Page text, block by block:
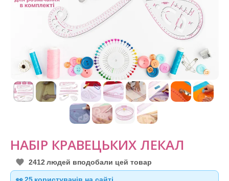
НАБІР КРАВЕЦЬКИХ ЛЕКАЛ
2412 людей вподобали цей товар
👀26 користувачів на сайті